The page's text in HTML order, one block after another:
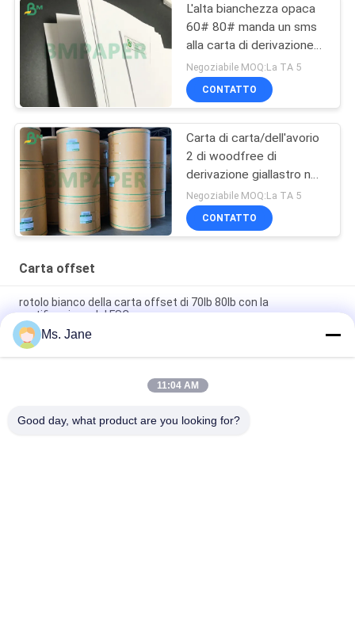
L'alta bianchezza opaca
60# 80# manda un sms
alla carta di derivazione
di Woodfree per la
stampa del materiale
Negoziabile MOQ:La TA 5
CONTATTO
Carta di carta/dell'avorio
2 di woodfree di
derivazione giallastro non
rivestito dei lati 140g
160g libro
Negoziabile MOQ:La TA 5
CONTATTO
Carta offset
rotolo bianco della carta offset di 70lb 80lb con la
certificazione del FSC
Alta rigidezza di dimensione 650/800mm e carta offset
meccanica di forza in rotolo
Grado non rivestito bianco A della carta offset di Woodfree per
Ms. Jane
11:04 AM
Good day, what product are you looking for?